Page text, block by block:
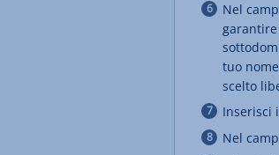
Nel
tuo
scelto
Inserisci
Nel